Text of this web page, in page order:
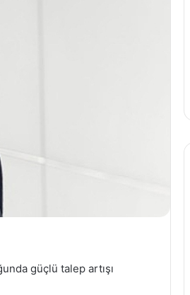
güçlü talep artışı
Seni Türkiyem